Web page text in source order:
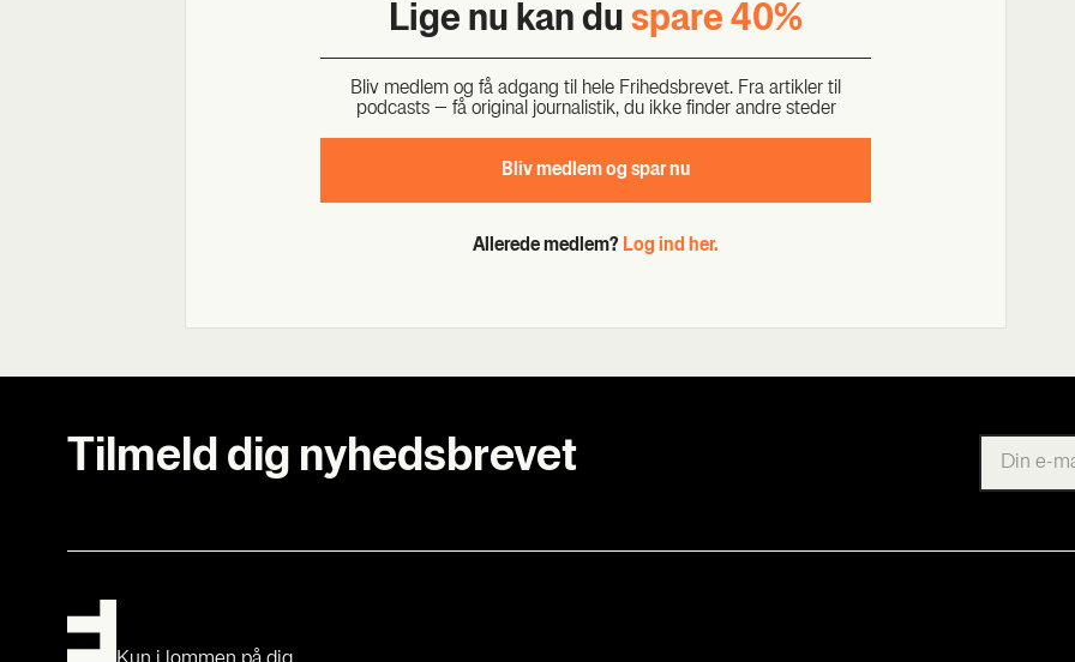
Lige nu kan du spa­re 40%
Bliv med­lem og få adgang til hele Fri­heds­bre­vet. Fra artik­ler til
podcasts – få ori­gi­nal jour­na­li­stik, du ikke fin­der andre ste­der
Bliv med­lem og spar nu
Allerede medlem? Log ind her.
Tilmeld dig nyhedsbrevet